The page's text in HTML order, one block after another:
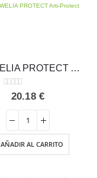
BOSWELIA PROTECT Arti-Protect – Intersa
out of 5
20.18 €
AÑADIR AL CARRITO